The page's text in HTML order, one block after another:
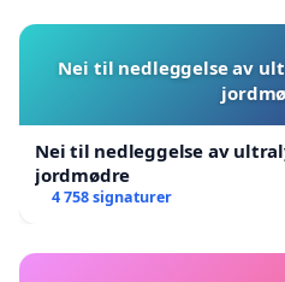
Nei til nedleggelse av
Nei til nedleggelse av
jordmødre
4 758 signaturer